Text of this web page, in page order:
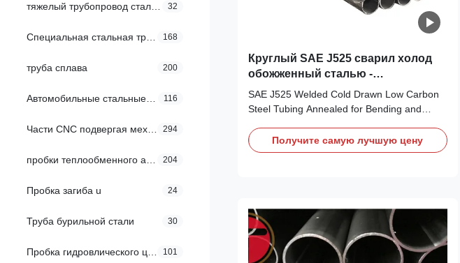
32
168
труба сплава 200
116
294
204
Пробка загиба u 24
Труба бурильной стали 30
101
Круглый SAE J525 сварил холод
обожженный сталью -
вычерченную пробку для
автозапчастей
SAE J525 Welded Cold Drawn Low Carbon
Steel Tubing Annealed for Bending and
to Auto Parts Quick Detail: Size range:
O.D.:6-350mm W.T.:1-15mm L: According to
Получите самую лучшую цену